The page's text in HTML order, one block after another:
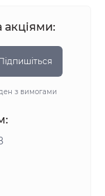
акціями:
з вимогами